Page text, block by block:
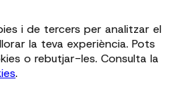
i de tercers per analitzar el
la teva experiència. Pots
o rebutjar-les. Consulta la
.